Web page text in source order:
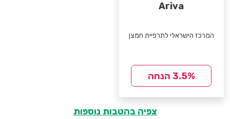
Ariva
המרכז הישראלי לתרפיית חמצן
3.5% הנחה
צפיה בהטבות נוספות